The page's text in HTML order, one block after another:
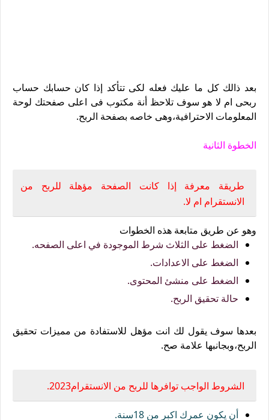
بعد ذالك كل ما عليك فعله لكى تتأكد إذا كان حسابك حساب
ربحى ام لا هو سوف تلاحظ أنة مكتوب فى اعلى صفحتك لوحة
المعلومات الاحترافية،وهى خاصه بصفحة الربح.
الخطوة الثانية
طريقة معرفة إذا كانت الصفحة مؤهلة للربح من
الانستقرام ام لا.
وهو عن طريق متابعة هذه الخطوات
الضغط على الثلاث شرط الموجودة في اعلى الصفحه.
الضغط على الاعدادات.
الضغط على منشئ المحتوى.
حالة تحقيق الربح.
بعدها سوف يقول لك انت مؤهل للاستفادة من مميزات تحقيق
الربح،وبجانبها علامة صح.
الشروط الواجب توافرها للربح من الانستقرام2023.
أن يكون عمرك اكبر من 18سنة.